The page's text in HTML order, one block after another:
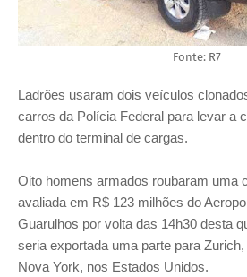
Fonte: R7
Ladrões usaram dois veículos
carros da Polícia Federal para levar a
dentro do terminal de cargas.
Oito homens armados roubaram uma
avaliada em R$ 123 milhões do
Guarulhos por volta das 14h30 desta
seria exportada uma parte para
Nova York, nos Estados Unidos.